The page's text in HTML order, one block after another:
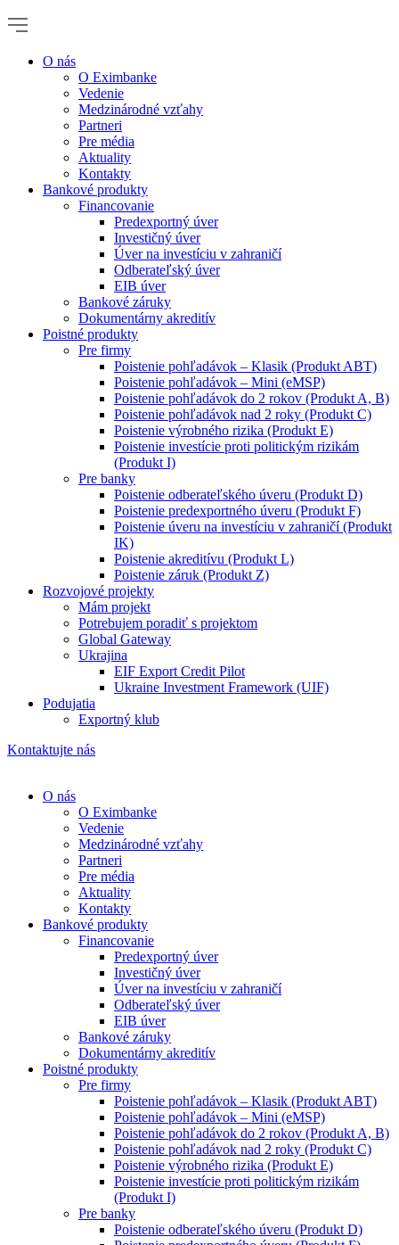
O nás
O Eximbanke
Vedenie
Medzinárodné vzťahy
Partneri
Pre média
Aktuality
Kontakty
Bankové produkty
Financovanie
Predexportný úver
Investičný úver
Úver na investíciu v zahraničí
Odberateľský úver
EIB úver
Bankové záruky
Dokumentárny akreditív
Poistné produkty
Pre firmy
Poistenie pohľadávok – Klasik (Produkt ABT)
Poistenie pohľadávok – Mini (eMSP)
Poistenie pohľadávok do 2 rokov (Produkt A, B)
Poistenie pohľadávok nad 2 roky (Produkt C)
Poistenie výrobného rizika (Produkt E)
Poistenie investície proti politickým rizikám
(Produkt I)
Pre banky
Poistenie odberateľského úveru (Produkt D)
Poistenie predexportného úveru (Produkt F)
Poistenie úveru na investíciu v zahraničí (Produkt
IK)
Poistenie akreditívu (Produkt L)
Poistenie záruk (Produkt Z)
Rozvojové projekty
Mám projekt
Potrebujem poradiť s projektom
Global Gateway
Ukrajina
EIF Export Credit Pilot
Ukraine Investment Framework (UIF)
Podujatia
Exportný klub
Kontaktujte nás
O nás
O Eximbanke
Vedenie
Medzinárodné vzťahy
Partneri
Pre média
Aktuality
Kontakty
Bankové produkty
Financovanie
Predexportný úver
Investičný úver
Úver na investíciu v zahraničí
Odberateľský úver
EIB úver
Bankové záruky
Dokumentárny akreditív
Poistné produkty
Pre firmy
Poistenie pohľadávok – Klasik (Produkt ABT)
Poistenie pohľadávok – Mini (eMSP)
Poistenie pohľadávok do 2 rokov (Produkt A, B)
Poistenie pohľadávok nad 2 roky (Produkt C)
Poistenie výrobného rizika (Produkt E)
Poistenie investície proti politickým rizikám
(Produkt I)
Pre banky
Poistenie odberateľského úveru (Produkt D)